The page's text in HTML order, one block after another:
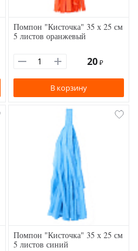
Помпон "Кисточка" 35 х 25 см
5 листов оранжевый
20 ₽
В корзину
Помпон "Кисточка" 35 х 25 см
5 листов синий